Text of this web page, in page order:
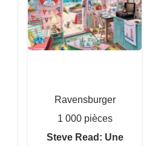
Ravensburger
1 000 pièces
Steve Read: Une